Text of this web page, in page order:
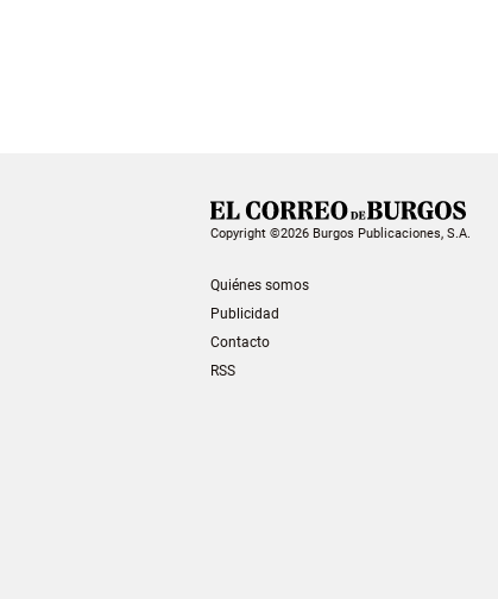
Copyright ©2026 Burgos Publicaciones, S.A.
Quiénes somos
Publicidad
Contacto
RSS